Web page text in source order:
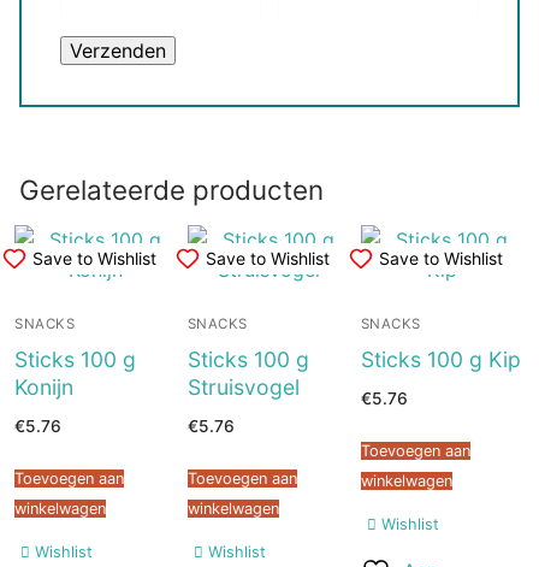
Gerelateerde producten
Save to Wishlist
SNACKS
Sticks 100 g
Konijn
€5.76
Toevoegen aan
winkelwagen
Wishlist
Save to Wishlist
SNACKS
Sticks 100 g
Struisvogel
€5.76
Toevoegen aan
winkelwagen
Wishlist
Save to Wishlist
SNACKS
Sticks 100 g Kip
€5.76
Toevoegen aan
winkelwagen
Wishlist